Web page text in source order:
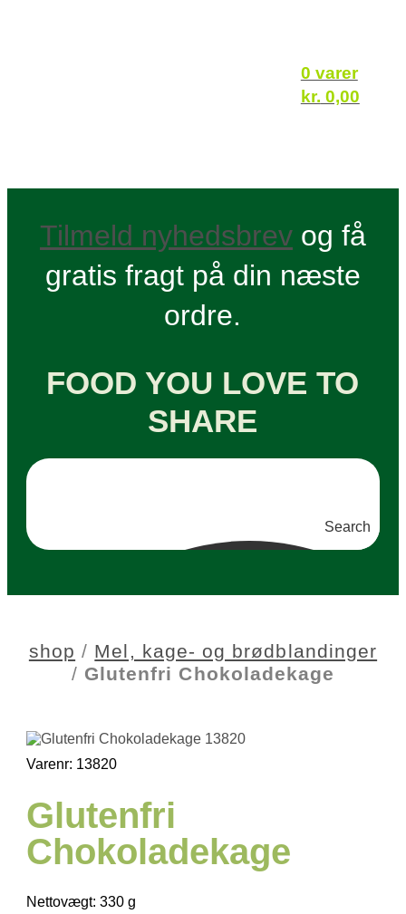
0 varer
kr. 0,00
Tilmeld nyhedsbrevog få
gratis fragt på din næste
ordre.
FOOD YOU LOVE TO
SHARE
Search
shop / Mel, kage- og brødblandinger
/ Glutenfri Chokoladekage
Varenr: 13820
Glutenfri
Chokoladekage
Nettovægt: 330 g